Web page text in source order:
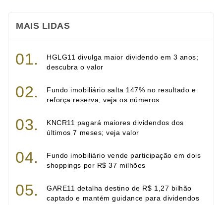
MAIS LIDAS
HGLG11 divulga maior dividendo em 3 anos;
descubra o valor
Fundo imobiliário salta 147% no resultado e
reforça reserva; veja os números
KNCR11 pagará maiores dividendos dos
últimos 7 meses; veja valor
Fundo imobiliário vende participação em dois
shoppings por R$ 37 milhões
GARE11 detalha destino de R$ 1,27 bilhão
captado e mantém guidance para dividendos